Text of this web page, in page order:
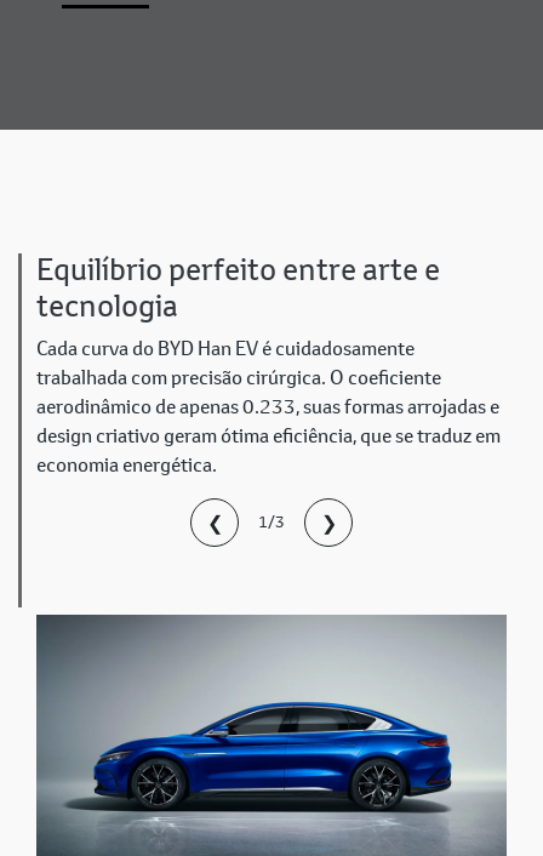
Equilíbrio perfeito entre arte e
tecnologia
Cada curva do BYD Han EV é cuidadosamente
trabalhada com precisão cirúrgica. O coeficiente
aerodinâmico de apenas 0.233, suas formas arrojadas e
design criativo geram ótima eficiência, que se traduz em
economia energética.
❮ 1/3 ❯